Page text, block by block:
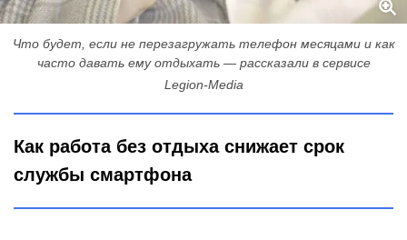
Что будет, если не перезагружать телефон месяцами и как
часто давать ему отдыхать — рассказали в сервисе
Legion-Media
Как работа без отдыха снижает срок
службы смартфона